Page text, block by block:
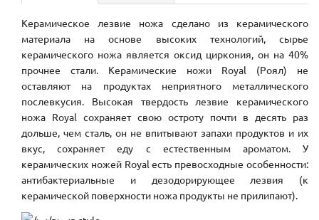
Керамическое лезвие ножа сделано из керамического
материала на основе высоких технологий, сырье
керамического ножа является оксид циркония, он на 40%
прочнее стали. Керамические ножи Royal (Роял) не
оставляют на продуктах неприятного металлического
послевкусия. Высокая твердость лезвие керамического
ножа Royal сохраняет свою остроту почти в десять раз
дольше, чем сталь, он не впитывают запахи продуктов и их
вкус, сохраняет еду с естественным ароматом. У
керамических ножей Royal есть превосходные особенности:
антибактериальные и дезодорирующее лезвия (к
керамической поверхности ножа продукты не прилипают).